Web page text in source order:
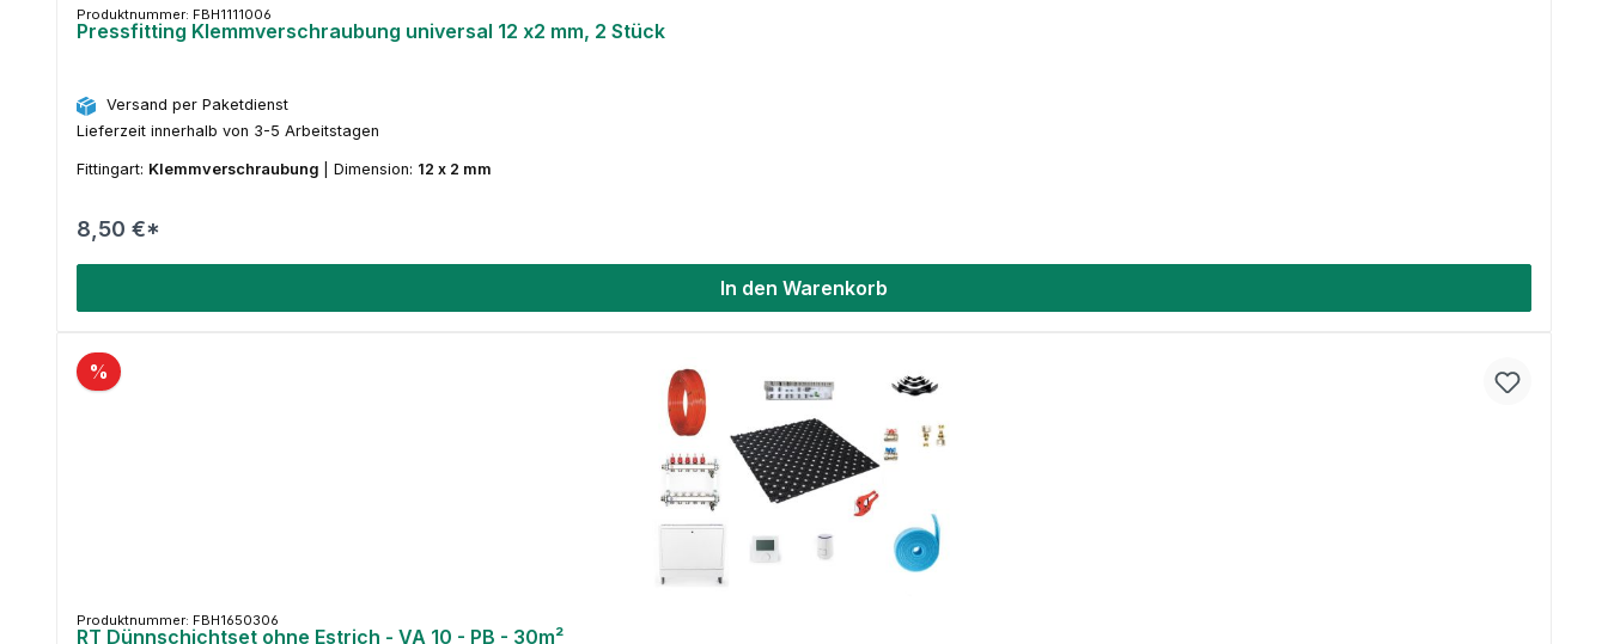
Produktnummer: FBH1111006
Pressfitting Klemmverschraubung universal 12 x2 mm, 2 Stück
Versand per Paketdienst
Lieferzeit innerhalb von 3-5 Arbeitstagen
Fittingart: Klemmverschraubung Dimension: 12 x 2 mm
8,50 €*
In den Warenkorb
%
Produktnummer: FBH1650306
RT Dünnschichtset ohne Estrich - VA 10 - PB - 30m²